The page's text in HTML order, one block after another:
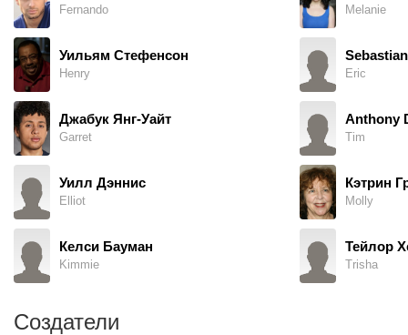
Fernando
Уильям Стефенсон
Henry
Джабук Янг-Уайт
Garret
Уилл Дэннис
Elliot
Келси Бауман
Kimmie
Melanie
Eric
Anthony
Tim
Кэтрин
Molly
Тейлор
Trisha
Создатели